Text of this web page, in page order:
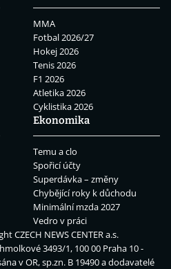
MMA
Fotbal 2026/27
Hokej 2026
Tenis 2026
F1 2026
Atletika 2026
Cyklistika 2026
Ekonomika
Temu a clo
Spořicí účty
Superdávka – změny
Chybějící roky k důchodu
Minimální mzda 2027
Vedro v práci
CZECH NEWS CENTER a.s.
3493/1, 100 00 Praha 10 -
v OR, sp.zn. B 19490 a dodavatelé